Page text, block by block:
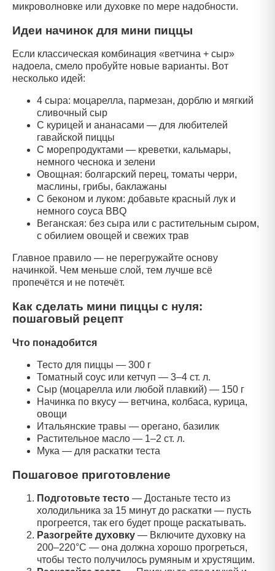
микроволновке или духовке по мере надобности.
Идеи начинок для мини пиццы
Если классическая комбинация «ветчина + сыр»
надоела, смело пробуйте новые варианты. Вот
несколько идей:
4 сыра: моцарелла, пармезан, дорблю и мягкий
сливочный сыр
С курицей и ананасами — для любителей
гавайской пиццы
С морепродуктами — креветки, кальмары,
немного чеснока и зелени
Овощная: болгарский перец, томаты черри,
маслины, грибы, баклажаны
С беконом и луком: добавьте красный лук и
немного соуса BBQ
Веганская: без сыра или с растительным сыром,
с обилием овощей и свежих трав
Главное правило — не перегружайте основу
начинкой. Чем меньше слой, тем лучше всё
пропечётся и не потечёт.
Как сделать мини пиццы с нуля:
пошаговый рецепт
Что понадобится
Тесто для пиццы — 300 г
Томатный соус или кетчуп — 3–4 ст. л.
Сыр (моцарелла или любой плавкий) — 150 г
Начинка по вкусу — ветчина, колбаса, курица,
овощи
Итальянские травы — орегано, базилик
Растительное масло — 1–2 ст. л.
Мука — для раскатки теста
Пошаговое приготовление
Подготовьте тесто — Достаньте тесто из
холодильника за 15 минут до раскатки — пусть
прогреется, так его будет проще раскатывать.
Разогрейте духовку — Включите духовку на
200–220°C — она должна хорошо прогреться,
чтобы тесто получилось румяным и хрустящим.